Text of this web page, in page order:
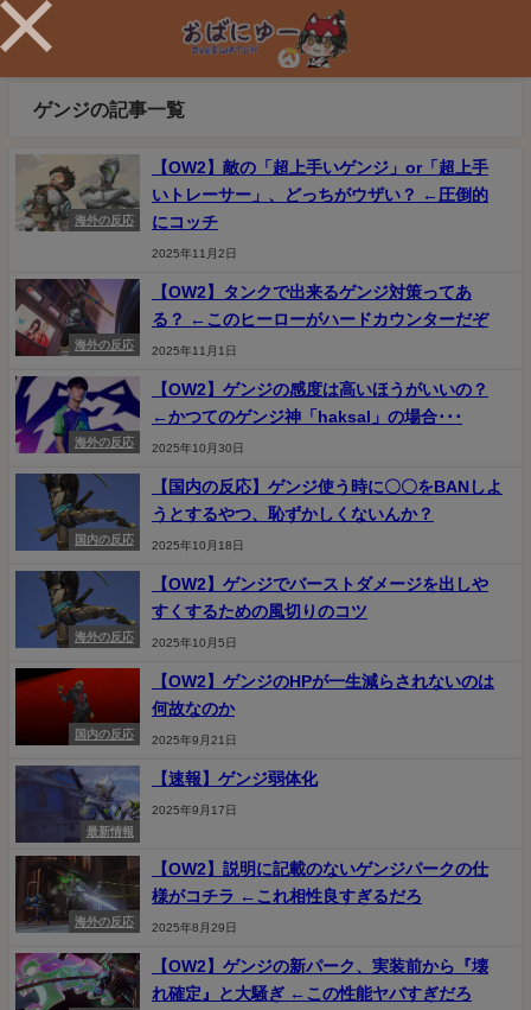
ゲンジの記事一覧
海外の反応
【OW2】敵の「超上手いゲンジ」or「超上手
いトレーサー」、どっちがウザい？ ←圧倒的
にコッチ
2025年11月2日
海外の反応
【OW2】タンクで出来るゲンジ対策ってあ
る？ ←このヒーローがハードカウンターだぞ
2025年11月1日
海外の反応
【OW2】ゲンジの感度は高いほうがいいの？
←かつてのゲンジ神「haksal」の場合･･･
2025年10月30日
国内の反応
【国内の反応】ゲンジ使う時に〇〇をBANしよ
うとするやつ、恥ずかしくないんか？
2025年10月18日
海外の反応
【OW2】ゲンジでバーストダメージを出しや
すくするための風切りのコツ
2025年10月5日
国内の反応
【OW2】ゲンジのHPが一生減らされないのは
何故なのか
2025年9月21日
最新情報
【速報】ゲンジ弱体化
2025年9月17日
海外の反応
【OW2】説明に記載のないゲンジパークの仕
様がコチラ ←これ相性良すぎるだろ
2025年8月29日
【OW2】ゲンジの新パーク、実装前から『壊
れ確定』と大騒ぎ ←この性能ヤバすぎだろ